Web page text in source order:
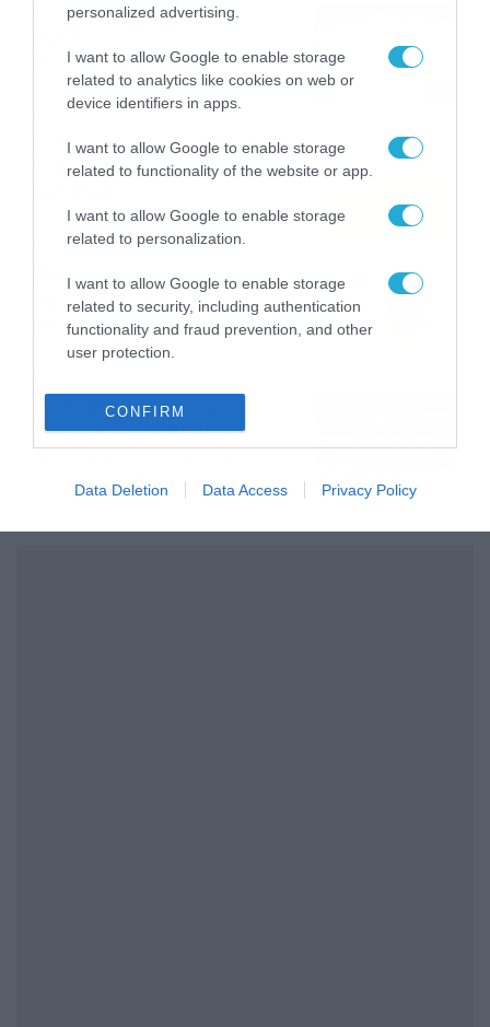
personalized advertising.
I want to allow Google to enable storage
related to analytics like cookies on web or
device identifiers in apps.
I want to allow Google to enable storage
related to functionality of the website or app.
I want to allow Google to enable storage
related to personalization.
I want to allow Google to enable storage
related to security, including authentication
functionality and fraud prevention, and other
user protection.
CONFIRM
Data Deletion Data Access Privacy Policy
Το Release Athens
καλύτερες μουσικές
αναμνήσεις
05/08/2026 21:23
Καιρός: Σάκης Αρναούτογλου
για την τάση έως της
04/08/2026 22:07
Καιρός: Κολυδάς για τάση
15νθημέρου και ζέστη 8-10
Αυγούστου
04/08/2026 21:46
Το Lounge ήρθε στο
Allwyn.gr και μπορείς να
κερδίσεις* ένα εισιτήριο
Παναθηναϊκού AKTOR
04/08/2026 16:18